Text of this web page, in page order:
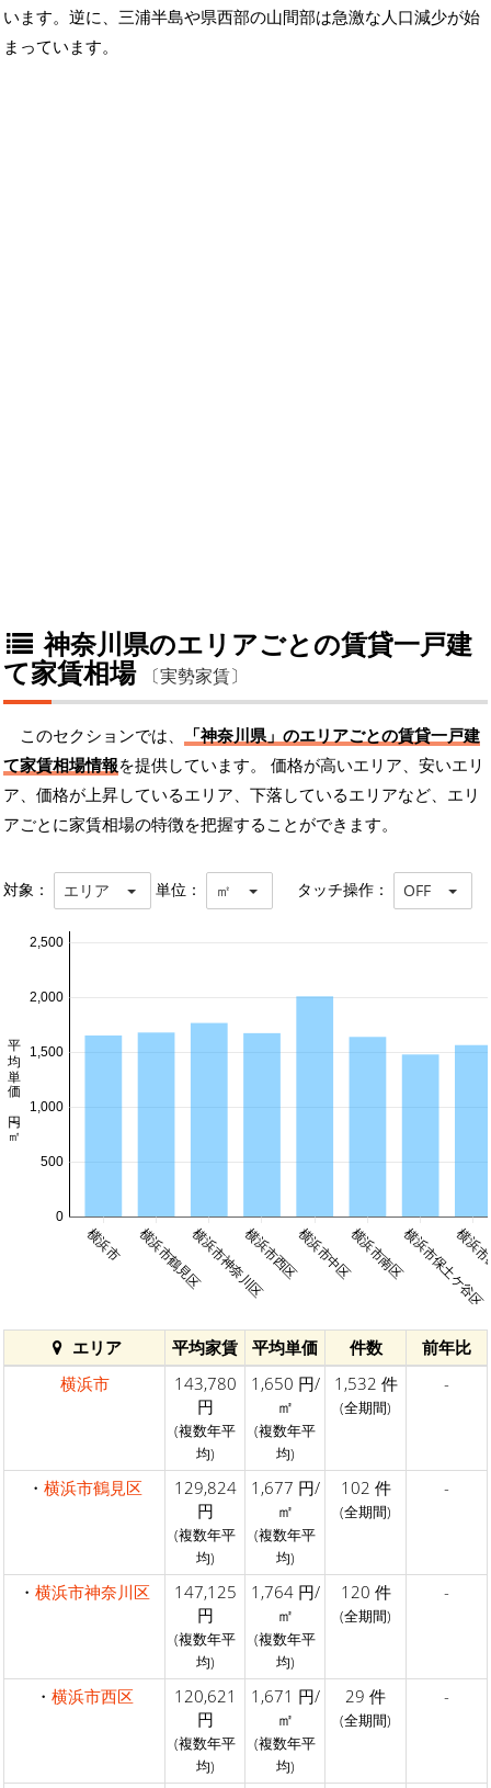
います。逆に、三浦半島や県西部の山間部は急激な人口減少が始
まっています。
神奈川県のエリアごとの賃貸一戸建
て家賃相場 〔実勢家賃〕
このセクションでは、
「神奈川県」のエリアごとの賃貸一戸建
て家賃相場情報を提供しています。 価格が高いエリア、安いエリ
ア、価格が上昇しているエリア、下落しているエリアなど、エリ
アごとに家賃相場の特徴を把握することができます。
対象： エリア 単位： ㎡ タッチ操作： OFF
横浜市 横浜市鶴見区横浜市神奈川区横浜市西区横浜市中区横浜市南区横浜市保土ケ谷区
横浜
0
500
1,000
1,500
2,000
2,500
平均単価 円/㎡
エリア 平均家賃 平均単価 件数
前年比
横浜市
143,780
円
(複数年平
均)
1,650 円/
㎡
(複数年平
均)
1,532 件
(全期間)
-
・ 横浜市鶴見区
129,824
円
(複数年平
均)
1,677 円/
㎡
(複数年平
均)
102 件
(全期間)
-
・ 横浜市神奈川区
147,125
円
(複数年平
均)
1,764 円/
㎡
(複数年平
均)
120 件
(全期間)
-
・ 横浜市西区
120,621
円
(複数年平
均)
1,671 円/
㎡
(複数年平
均)
29 件
(全期間)
-